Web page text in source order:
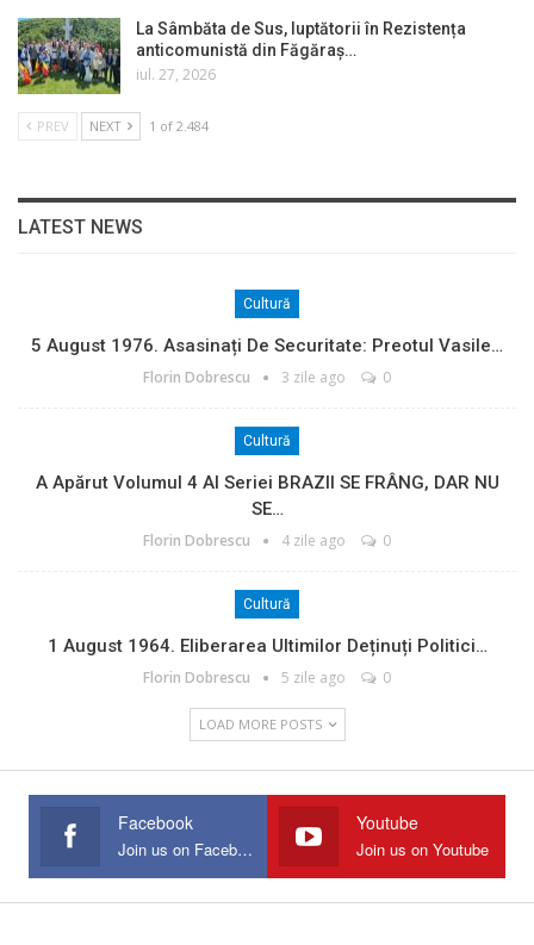
La Sâmbăta de Sus, luptătorii în Rezistența
anticomunistă din Făgăraș…
iul. 27, 2026
PREV NEXT 1 of 2.484
LATEST NEWS
Cultură
5 August 1976. Asasinați De Securitate: Preotul Vasile…
Florin Dobrescu 3 zile ago 0
Cultură
A Apărut Volumul 4 Al Seriei BRAZII SE FRÂNG, DAR NU
SE…
Florin Dobrescu 4 zile ago 0
Cultură
1 August 1964. Eliberarea Ultimilor Deținuți Politici…
Florin Dobrescu 5 zile ago 0
LOAD MORE POSTS
Facebook
Join us on Facebook
Youtube
Join us on Youtube